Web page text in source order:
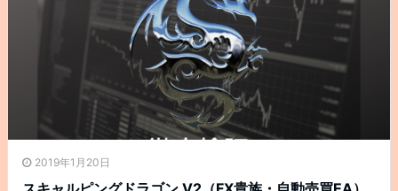
2019年1月20日